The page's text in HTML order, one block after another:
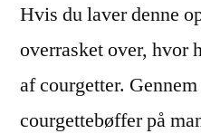
Hvis du laver denne
overrasket over, hvor
af courgetter.
courgettebøffer på